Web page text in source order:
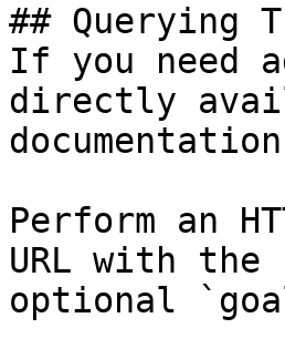
## Querying
If you need
directly
Perform an
URL with
optional